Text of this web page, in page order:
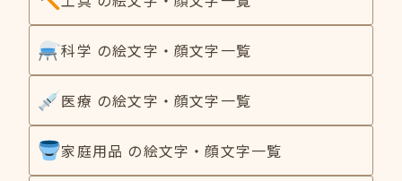
科学 の絵文字・顔文字一覧
医療 の絵文字・顔文字一覧
家庭用品 の絵文字・顔文字一覧